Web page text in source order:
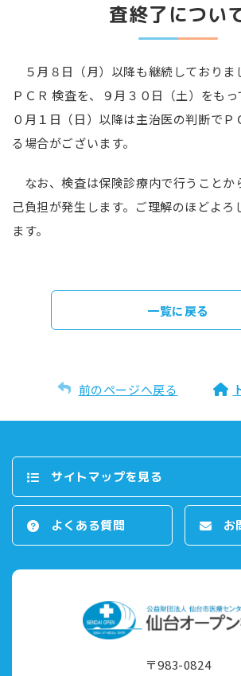
査終了につい
５月８日（月）以降も継続しておりま
ＰＣＲ 検査を、９月３０日（土）をも
０月１日（日）以降は主治医の判断でＰ
る場合がございます。
なお、検査は保険診療内で行うことか
己負担が発生します。 ご理解のほどよろ
ます。
一覧に戻る
前のページへ戻る
サイトマップを⾒る
よくある質問 お
〒983-0824